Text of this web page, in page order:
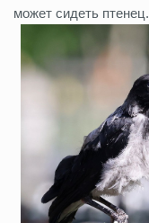
может сидеть птенец.